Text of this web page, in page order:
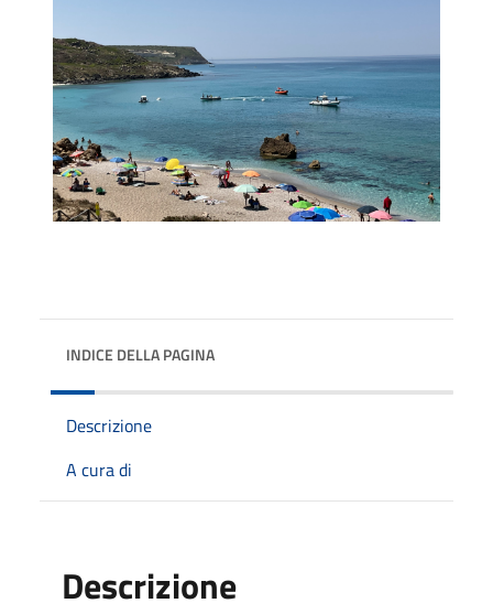
INDICE DELLA PAGINA
Descrizione
A cura di
Descrizione